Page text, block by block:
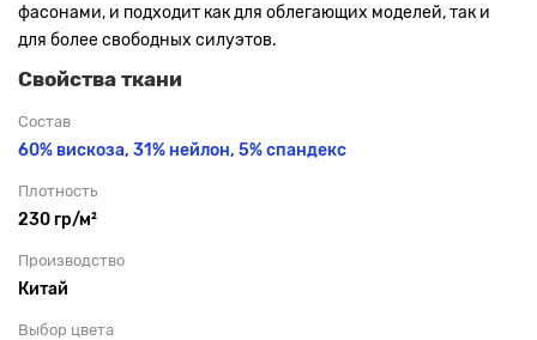
фасонами, и подходит как для облегающих моделей, так и
для более свободных силуэтов.
Свойства ткани
Состав
60% вискоза, 31% нейлон, 5% спандекс
Плотность
230 гр/м²
Производство
Китай
Выбор цвета